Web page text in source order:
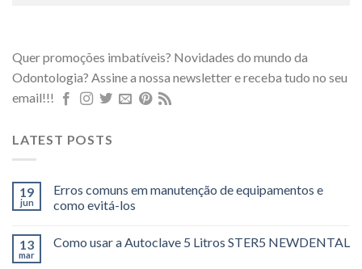
Quer promoções imbatíveis? Novidades do mundo da
Odontologia? Assine a nossa newsletter e receba tudo no seu
email!!!
LATEST POSTS
19
jun
Erros comuns em manutenção de equipamentos e
como evitá-los
13
mar
Como usar a Autoclave 5 Litros STER5 NEWDENTAL